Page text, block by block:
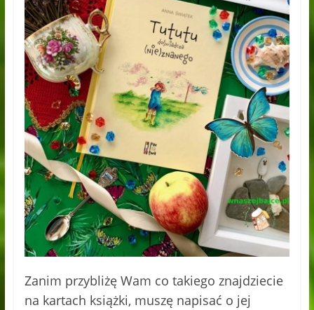
Zanim przybliżę Wam co takiego znajdziecie
na kartach książki, muszę napisać o jej